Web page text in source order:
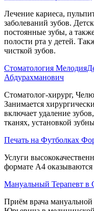
Лечение кариеса,
заболеваний зубов.
постоянные зубы, а
полости рта у детей.
чисткой зубов.
Стоматология
Абдурахманович
Стоматолог-хирург,
Занимается
включает удаление
тканях, установкой
Печать на Футболках
Услуги
формате А4
Мануальный Терапевт в
Приём врача